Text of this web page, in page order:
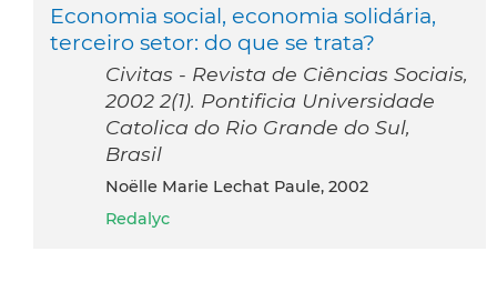
Economia social, economia solidária,
terceiro setor: do que se trata?
Civitas - Revista de Ciências Sociais,
2002 2(1). Pontificia Universidade
Catolica do Rio Grande do Sul,
Brasil
Noëlle Marie Lechat Paule, 2002
Redalyc